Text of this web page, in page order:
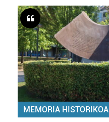
MEMORIA HISTORIKOA